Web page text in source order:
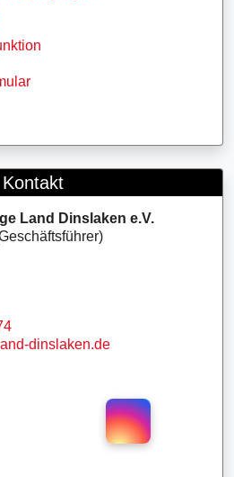
Kontakt
Land Dinslaken e.V.
dinslaken.de